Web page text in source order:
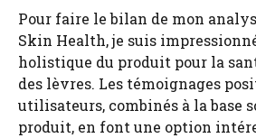
Pour faire le bilan de mon
Skin Health, je suis
holistique du produit pour la
des lèvres. Les témoignages
utilisateurs, combinés à la base
produit, en font une option